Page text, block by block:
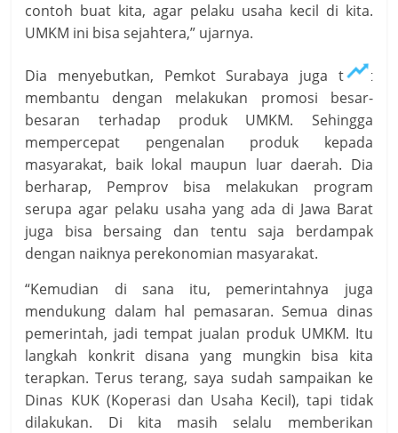
contoh buat kita, agar pelaku usaha kecil di kita.
UMKM ini bisa sejahtera,” ujarnya.
Dia menyebutkan, Pemkot Surabaya juga turut
membantu dengan melakukan promosi besar-
besaran terhadap produk UMKM. Sehingga
mempercepat pengenalan produk kepada
masyarakat, baik lokal maupun luar daerah. Dia
berharap, Pemprov bisa melakukan program
serupa agar pelaku usaha yang ada di Jawa Barat
juga bisa bersaing dan tentu saja berdampak
dengan naiknya perekonomian masyarakat.
“Kemudian di sana itu, pemerintahnya juga
mendukung dalam hal pemasaran. Semua dinas
pemerintah, jadi tempat jualan produk UMKM. Itu
langkah konkrit disana yang mungkin bisa kita
terapkan. Terus terang, saya sudah sampaikan ke
Dinas KUK (Koperasi dan Usaha Kecil), tapi tidak
dilakukan. Di kita masih selalu memberikan